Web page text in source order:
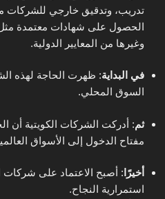
تدريب، وتدقيق خارجي للشركات
وغيرها من المعايير الدولية.
في البداية: ظهرت الحاجة لهذه
السوق المحلي.
ثم: أدركت الشركات الكويتية أن
مفتاح الدخول إلى الأسواق
أخيرًا : أصبح الاعتماد على شركات
استمرارية النجاح.